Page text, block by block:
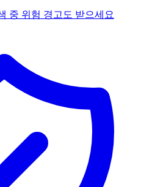
중 위험 경고도 받으세요